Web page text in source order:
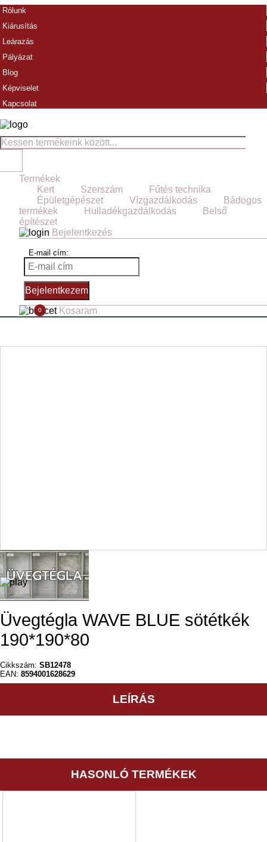
Rólunk
Kiárusítás
Leárazás
Pályázat
Blog
Képviselet
Kapcsolat
Termékek
Kert
Szerszám
Fűtés technika
Épületgépészet
Vízgazdálkodás
Bádogos
termékek
Hulladékgazdálkodás
Belső
építészet
Bejelentkezés
E-mail cím:
Bejelentkezem
Kosaram
0
Üvegtégla WAVE BLUE sötétkék
190*190*80
Cikkszám: SB12478
EAN: 8594001628629
LEÍRÁS
HASONLÓ TERMÉKEK